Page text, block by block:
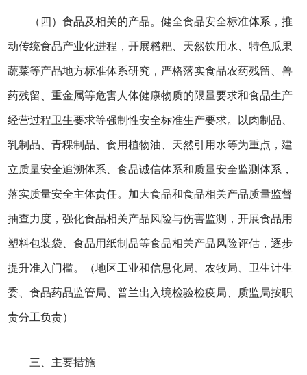
（四）食品及相关的产品。健全食品安全标准体系，推
动传统食品产业化进程，开展糌粑、天然饮用水、特色瓜果
蔬菜等产品地方标准体系研究，严格落实食品农药残留、兽
药残留、重金属等危害人体健康物质的限量要求和食品生产
经营过程卫生要求等强制性安全标准生产要求。以肉制品、
乳制品、青稞制品、食用植物油、天然引用水等为重点，建
立质量安全追溯体系、食品诚信体系和质量安全监测体系，
落实质量安全主体责任。加大食品和食品相关产品质量监督
抽查力度，强化食品相关产品风险与伤害监测，开展食品用
塑料包装袋、食品用纸制品等食品相关产品风险评估，逐步
提升准入门槛。（地区工业和信息化局、农牧局、卫生计生
委、食品药品监管局、普兰出入境检验检疫局、质监局按职
责分工负责）
三、主要措施